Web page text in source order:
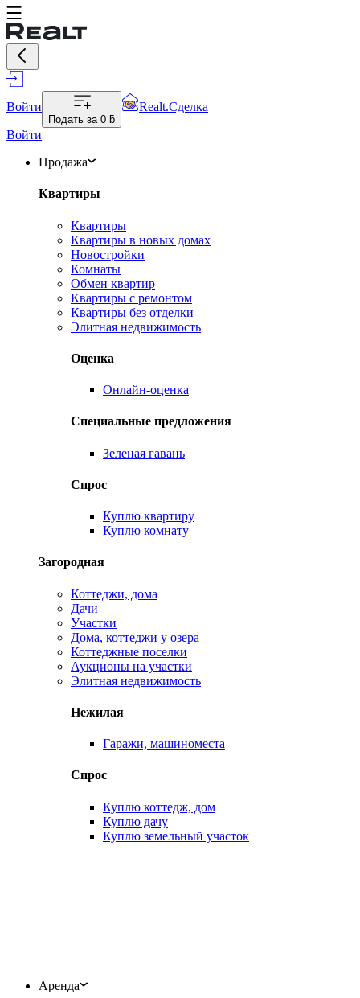
Войти
Подать за 0 ƃ
Realt.Сделка
Войти
Продажа
Квартиры
Квартиры
Квартиры в новых домах
Новостройки
Комнаты
Обмен квартир
Квартиры с ремонтом
Квартиры без отделки
Элитная недвижимость
Оценка
Онлайн-оценка
Специальные предложения
Зеленая гавань
Спрос
Куплю квартиру
Куплю комнату
Загородная
Коттеджи, дома
Дачи
Участки
Дома, коттеджи у озера
Коттеджные поселки
Аукционы на участки
Элитная недвижимость
Нежилая
Гаражи, машиноместа
Спрос
Куплю коттедж, дом
Куплю дачу
Куплю земельный участок
Аренда